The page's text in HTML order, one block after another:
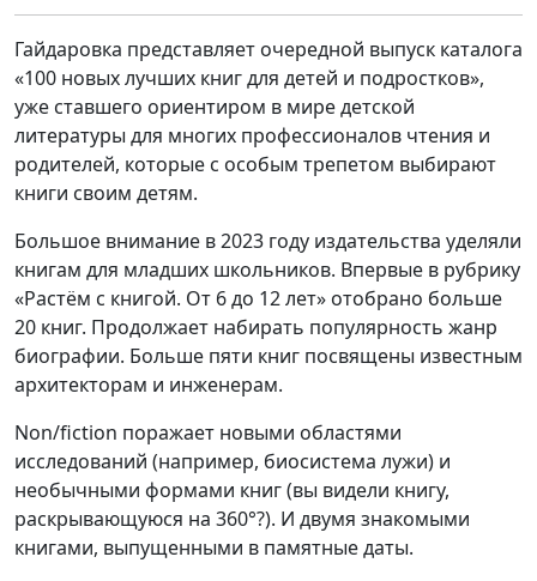
Гайдаровка представляет очередной выпуск каталога
«100 новых лучших книг для детей и подростков»,
уже ставшего ориентиром в мире детской
литературы для многих профессионалов чтения и
родителей, которые с особым трепетом выбирают
книги своим детям.
Большое внимание в 2023 году издательства уделяли
книгам для младших школьников. Впервые в рубрику
«Растём с книгой. От 6 до 12 лет» отобрано больше
20 книг. Продолжает набирать популярность жанр
биографии. Больше пяти книг посвящены известным
архитекторам и инженерам.
Non/fiction поражает новыми областями
исследований (например, биосистема лужи) и
необычными формами книг (вы видели книгу,
раскрывающуюся на 360°?). И двумя знакомыми
книгами, выпущенными в памятные даты.